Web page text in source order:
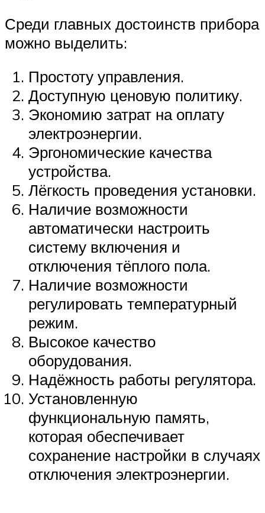
Среди главных достоинств прибора
можно выделить:
Простоту управления.
Доступную ценовую политику.
Экономию затрат на оплату
электроэнергии.
Эргономические качества
устройства.
Лёгкость проведения установки.
Наличие возможности
автоматически настроить
систему включения и
отключения тёплого пола.
Наличие возможности
регулировать температурный
режим.
Высокое качество
оборудования.
Надёжность работы регулятора.
Установленную
функциональную память,
которая обеспечивает
сохранение настройки в случаях
отключения электроэнергии.